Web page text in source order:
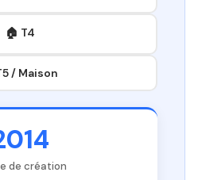
🏠 T4
/ Maison
de création